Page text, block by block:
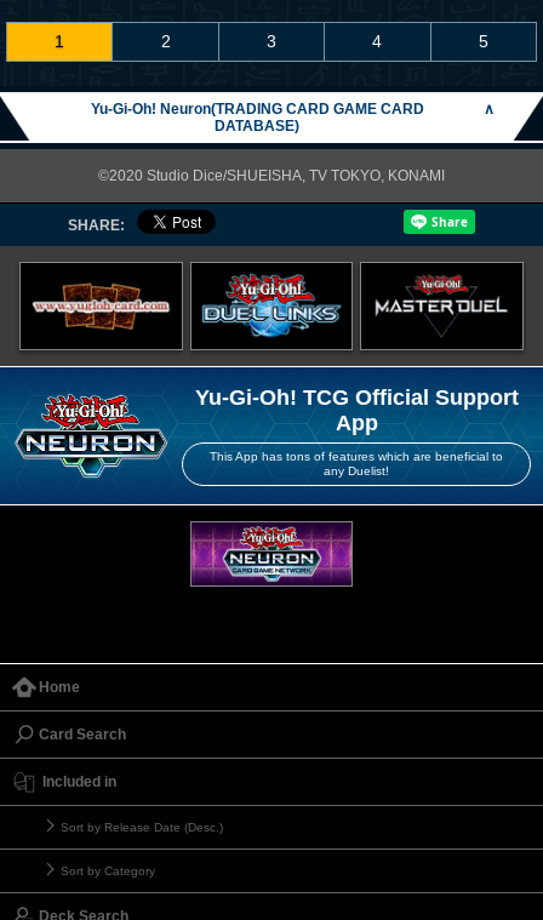
1 2 3 4 5
Yu-Gi-Oh! Neuron(TRADING CARD GAME CARD
DATABASE)
∧
©2020 Studio Dice/SHUEISHA, TV TOKYO, KONAMI
SHARE:
Yu-Gi-Oh! TCG Official Support
App
This App has tons of features which are beneficial to
any Duelist!
Home
Card Search
Included in
Sort by Release Date (Desc.)
Sort by Category
Deck Search